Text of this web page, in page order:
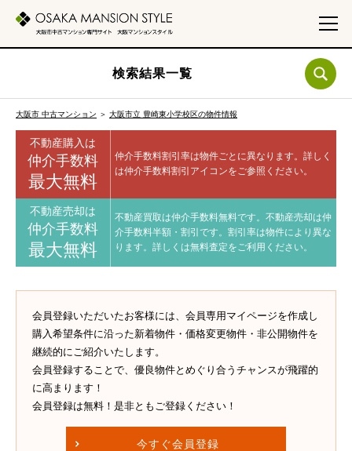
検索結果一覧
大阪市 中古マンション ＞ 大阪市立 豊崎東小学校区の物件情報
不動産購入は
仲介手数料
最大無料
仲介手数料割引率は物件ごとに異なります。 詳しく
は仲介手数料割引アイコンをご参照ください。
不動産売却は
仲介手数料
最大無料
不動産買取は仲介手数料無料です。 不動産売却は仲
介手数料半額・割引です。 割引率は物件により異な
ります。 詳しくは無料査定をご利用ください。
会員登録いただいたお客様には、会員専用マイページを作成し
購入希望条件に沿った新着物件・価格変更物件・非公開物件を
継続的にご紹介いたします。
会員登録することで、優良物件とめぐり合うチャンスが飛躍的
に高まります！
会員登録は無料！是非ともご登録ください！
今すぐ会員登録